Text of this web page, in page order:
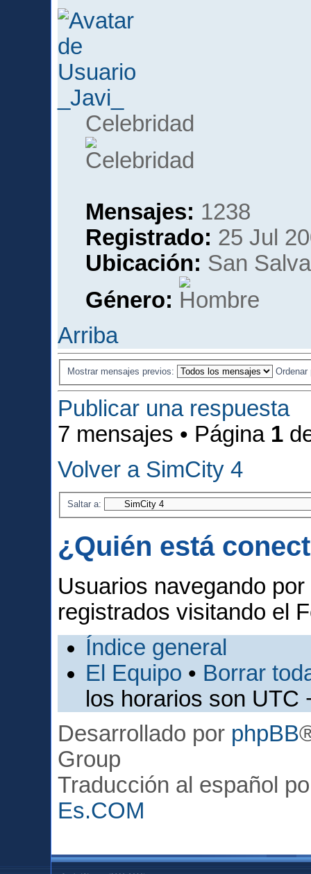
_Javi_
Celebridad
Mensajes: 1238
Registrado: 25 Jul
Ubicación: San
Género:
Arriba
Mostrar mensajes previos:
Publicar una respuesta
7 mensajes • Página 1
Volver a SimCity 4
Saltar a:
¿Quién está
Usuarios navegando
registrados visitando el
Índice general
El Equipo • Borrar
los horarios son UTC
Desarrollado por phpBB
Group
Traducción al español
Es.COM